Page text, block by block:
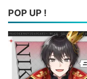
POP UP !